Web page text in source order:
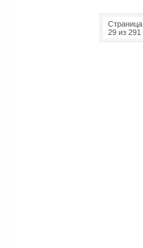
Страница
29 из 291